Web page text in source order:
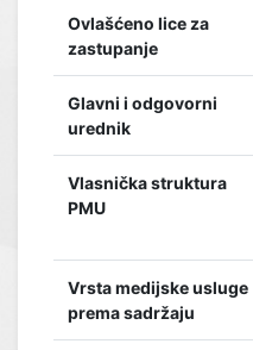
Ovlašćeno lice za
zastupanje
Glavni i odgovorni
urednik
Vlasnička struktura
PMU
Vrsta medijske usluge
prema sadržaju